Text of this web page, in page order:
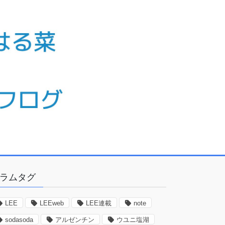
ムタグ
LEE LEEweb LEE連載 note
sodasoda アルゼンチン ウユニ塩湖